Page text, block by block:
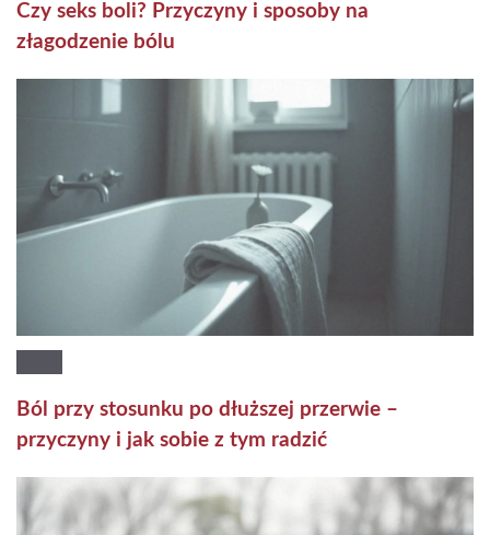
Czy seks boli? Przyczyny i sposoby na
złagodzenie bólu
Ból przy stosunku po dłuższej przerwie –
przyczyny i jak sobie z tym radzić